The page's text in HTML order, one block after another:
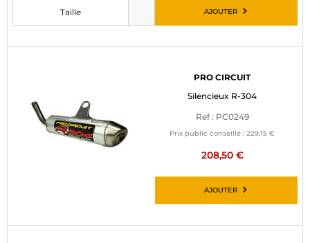
Veuillez choisir une taille avant d’ajouter au panier
Taille AJOUTER
PRO CIRCUIT
Silencieux R-304
Ref : PC0249
Prix public conseillé : 229,15 €
208,50 €
AJOUTER